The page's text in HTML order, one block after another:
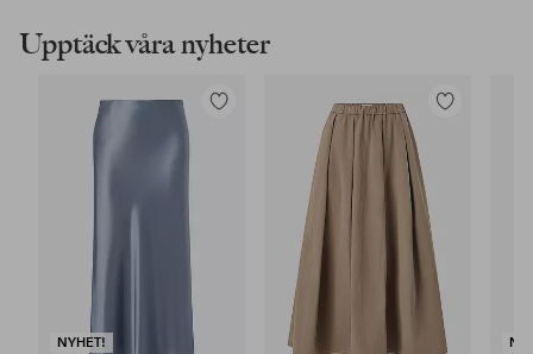
Upptäck våra nyheter
NYHET!
Lägg
Lägg